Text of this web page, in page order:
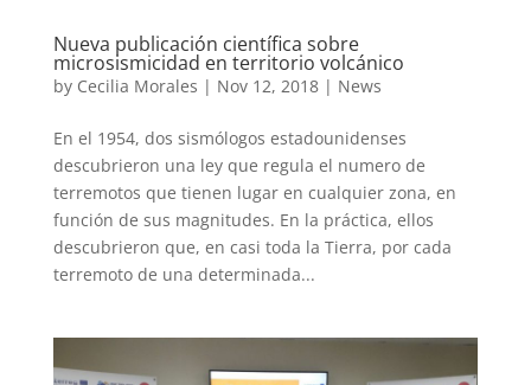
Nueva publicación científica sobre
microsismicidad en territorio volcánico
by Cecilia Morales | Nov 12, 2018| News
En el 1954, dos sismólogos estadounidenses
descubrieron una ley que regula el numero de
terremotos que tienen lugar en cualquier zona, en
función de sus magnitudes. En la práctica, ellos
descubrieron que, en casi toda la Tierra, por cada
terremoto de una determinada...